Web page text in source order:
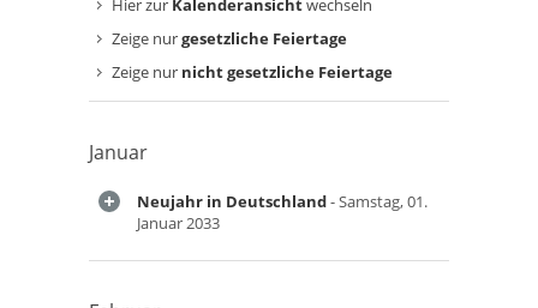
Hier zur Kalenderansichtwechseln
Zeige nurgesetzliche Feiertage
Zeige nur nicht gesetzliche Feiertage
Januar
Neujahr in Deutschland- Samstag, 01.
Januar 2033